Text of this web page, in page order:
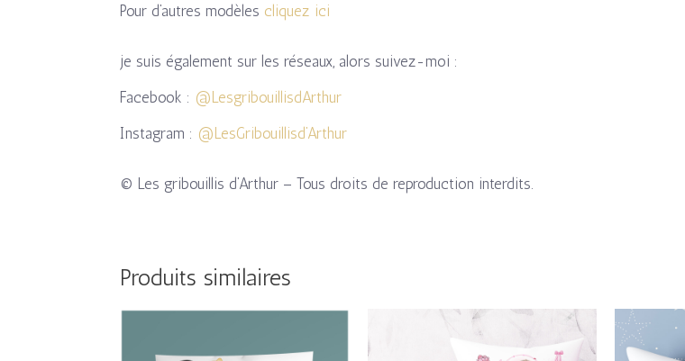
Pour d’autres modèles cliquez ici
je suis également sur les réseaux, alors suivez-moi :
Facebook : @LesgribouillisdArthur
Instagram : @LesGribouillisd’Arthur
© Les gribouillis d’Arthur – Tous droits de reproduction interdits.
Produits similaires